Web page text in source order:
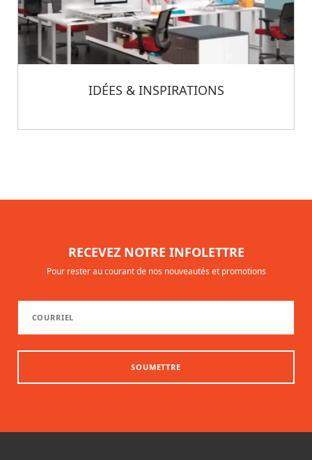
IDÉES & INSPIRATIONS
RECEVEZ NOTRE INFOLETTRE
Pour rester au courant de nos nouveautés et promotions
SOUMETTRE